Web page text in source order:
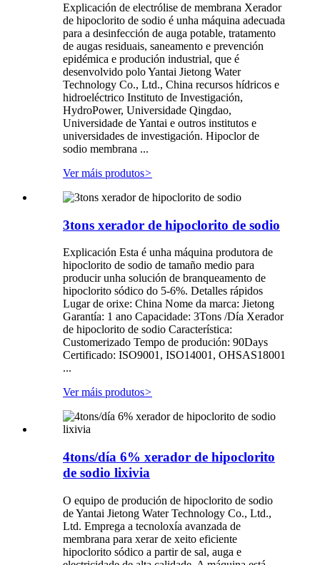
Explicación de electrólise de membrana Xerador
de hipoclorito de sodio é unha máquina adecuada
para a desinfección de auga potable, tratamento
de augas residuais, saneamento e prevención
epidémica e produción industrial, que é
desenvolvido polo Yantai Jietong Water
Technology Co., Ltd., China recursos hídricos e
hidroeléctrico Instituto de Investigación,
HydroPower, Universidade Qingdao,
Universidade de Yantai e outros institutos e
universidades de investigación. Hipoclor de
sodio membrana ...
Ver máis produtos>
3tons xerador de hipoclorito de sodio
Explicación Esta é unha máquina produtora de
hipoclorito de sodio de tamaño medio para
producir unha solución de branqueamento de
hipoclorito sódico do 5-6%. Detalles rápidos
Lugar de orixe: China Nome da marca: Jietong
Garantía: 1 ano Capacidade: 3Tons /Día Xerador
de hipoclorito de sodio Característica:
Customerizado Tempo de produción: 90Days
Certificado: ISO9001, ISO14001, OHSAS18001
...
Ver máis produtos>
4tons/día 6% xerador de hipoclorito
de sodio lixivia
O equipo de produción de hipoclorito de sodio
de Yantai Jietong Water Technology Co., Ltd.,
Ltd. Emprega a tecnoloxía avanzada de
membrana para xerar de xeito eficiente
hipoclorito sódico a partir de sal, auga e